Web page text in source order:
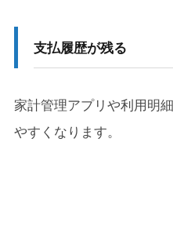
支払履歴が残る
家計管理アプリや利用明
やすくなります。